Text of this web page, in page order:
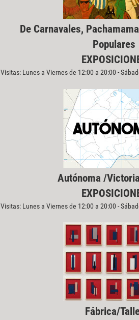
De Carnavales,
Populares
Visitas: Lunes a Viernes de 12:00 a 20:00 -
Autónoma /
Visitas: Lunes a Viernes de 12:00 a 20:00 -
Fábrica/